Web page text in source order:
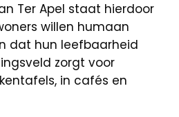
Ter Apel staat hierdoor
willen humaan
dat hun leefbaarheid
zorgt voor
in cafés en